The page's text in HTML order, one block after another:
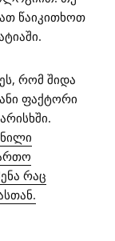
წაიკითხოთ
რომ შიდა
ფაქტორი
რაც